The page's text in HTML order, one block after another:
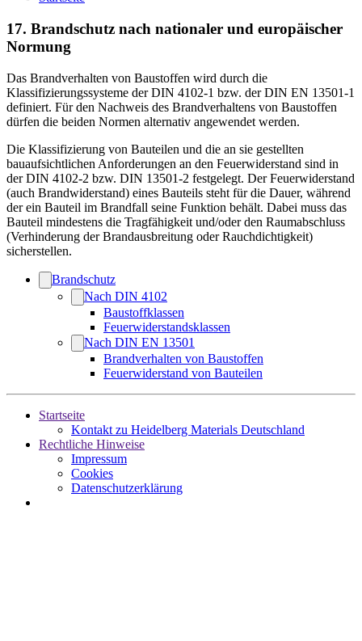
17. Brandschutz nach nationaler und europäischer
Normung
Das Brandverhalten von Baustoffen wird durch die
Klassifizierungssysteme der DIN 4102-1 bzw. der DIN EN 13501-1
definiert. Für den Nachweis des Brandverhaltens von Baustoffen
dürfen die beiden Normen alternativ angewendet werden.
Die Klassifizierung von Bauteilen und die an sie gestellten
bauaufsichtlichen Anforderungen an den Feuerwiderstand sind in
der DIN 4102-2 bzw. DIN 13501-2 festgelegt. Der Feuerwiderstand
(auch Brandwiderstand) eines Bauteils steht für die Dauer, während
der ein Bauteil im Brandfall seine Funktion behält. Dabei muss das
Bauteil mindestens die Tragfähigkeit und/oder den Raumabschluss
(Verhinderung der Brandausbreitung oder Rauchdichtigkeit)
sicherstellen.
Brandschutz
Nach DIN 4102
Baustoffklassen
Feuerwiderstandsklassen
Nach DIN EN 13501
Brandverhalten von Baustoffen
Feuerwiderstand von Bauteilen
Startseite
Kontakt zu Heidelberg Materials Deutschland
Rechtliche Hinweise
Impressum
Cookies
Datenschutzerklärung